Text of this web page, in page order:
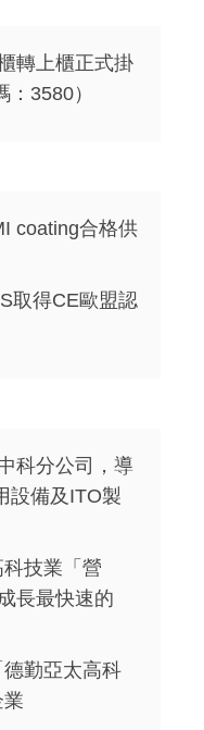
轉上櫃正式掛
3580）
coating合格供
取得CE歐盟認
科分公司，導
設備及ITO製
技業「營
長最快速的
勤亞太高科